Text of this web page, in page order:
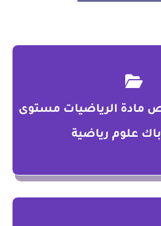
مادة الرياضيات مستوى
باك علوم رياضية